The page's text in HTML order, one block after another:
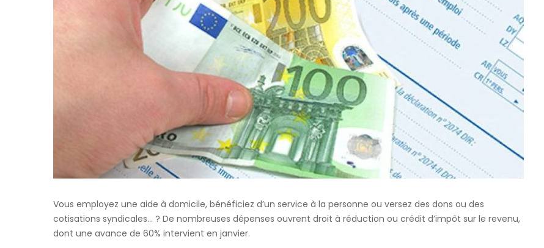
Vous employez une aide à domicile, bénéficiez d’un service à la personne ou versez des dons ou des
cotisations syndicales… ? De nombreuses dépenses ouvrent droit à réduction ou crédit d’impôt sur le revenu,
dont une avance de 60% intervient en janvier.